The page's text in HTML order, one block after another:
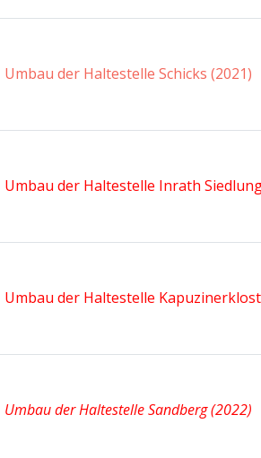
Umbau der Haltestelle Schicks (2021)
Umbau der Haltestelle Inrath
Umbau der Haltestelle
Umbau der Haltestelle Sandberg (2022)